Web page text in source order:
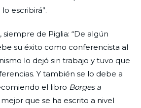
escribirá”.
de Piglia: “De algún
su éxito como conferencista al
lo dejó sin trabajo y tuvo que
Y también se lo debe a
el libro Borges a
que se ha escrito a nivel